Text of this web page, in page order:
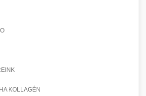
KOLLAGÉN